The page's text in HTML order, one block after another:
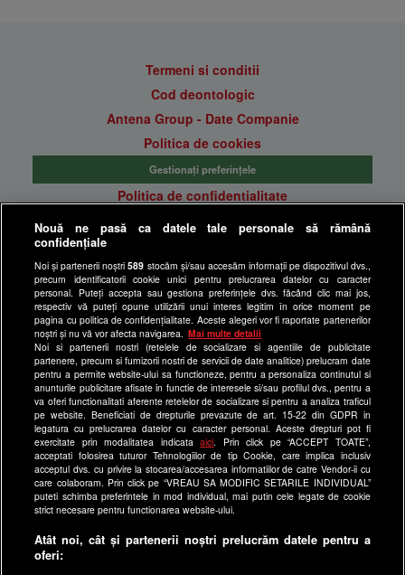
Termeni si conditii
Cod deontologic
Antena Group - Date Companie
Politica de cookies
Gestionați preferințele
Politica de confidentialitate
Anunturi gratuite pe Lajumate.ro
Program Happy Channel
Echipa editorială
Site-uri Antena Group
a1.ro
antenastars.ro
as.ro
catine.ro
chefi.ro
deparinti.ro
medicool.ro
spynews.ro
Nouă ne pasă ca datele tale personale să rămână
confidențiale
Noi și partenerii noștri589 stocăm și/sau accesăm informații pe dispozitivul dvs.,
precum identificatorii cookie unici pentru prelucrarea datelor cu caracter
personal. Puteți accepta sau gestiona preferințele dvs. făcând clic mai jos,
respectiv vă puteți opune utilizării unui interes legitim în orice moment pe
pagina cu politica de confidențialitate. Aceste alegeri vor fi raportate partenerilor
noștri și nu vă vor afecta navigarea.
Mai multe detalii
Noi si partenerii nostri (retelele de socializare si agentiile de publicitate
partenere, precum si furnizorii nostri de servicii de date analitice) prelucram date
pentru a permite website-ului sa functioneze, pentru a personaliza continutul si
anunturile publicitare afisate in functie de interesele si/sau profilul dvs., pentru a
va oferi functionalitati aferente retelelor de socializare si pentru a analiza traficul
pe website. Beneficiati de drepturile prevazute de art. 15-22 din GDPR in
legatura cu prelucrarea datelor cu caracter personal. Aceste drepturi pot fi
exercitate prin modalitatea indicataaici . Prin click pe “ACCEPT TOATE”,
acceptati folosirea tuturor Tehnologiilor de tip Cookie, care implica inclusiv
acceptul dvs. cu privire la stocarea/accesarea informatiilor de catre Vendor-ii cu
care colaboram. Prin click pe “VREAU SA MODIFIC SETARILE INDIVIDUAL”
puteti schimba preferintele in mod individual, mai putin cele legate de cookie
strict necesare pentru functionarea website-ului.
Atât noi, cât și partenerii noștri prelucrăm datele pentru a
oferi: